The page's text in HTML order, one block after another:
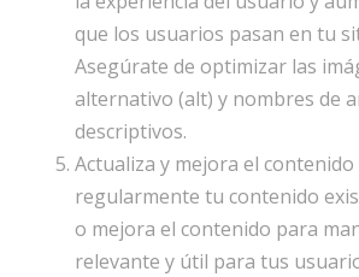
que los usuarios pasan en tu
Asegúrate de optimizar las
alternativo (alt) y nombres de
descriptivos.
Actualiza y mejora el contenido
regularmente tu contenido
o mejora el contenido para
relevante y útil para tus